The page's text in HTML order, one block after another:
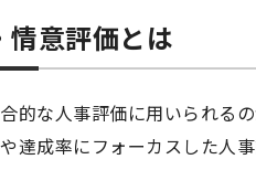
意評価とは
的な人事評価に用いられる
達成率にフォーカスした人